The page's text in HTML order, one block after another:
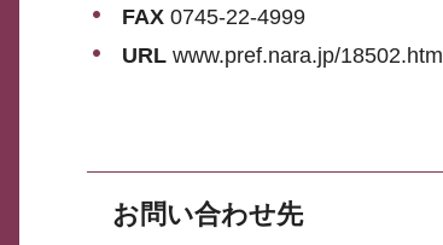
FAX0745-22-4999
URLwww.pref.nara.jp/18502.htm
お問い合わせ先